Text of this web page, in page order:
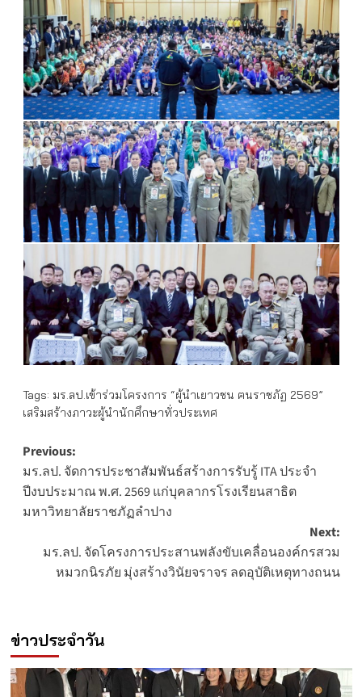
Tags: มร.ลป.เข้าร่วมโครงการ “ผู้นำเยาวชน ฅนราชภัฏ 2569”
เสริมสร้างภาวะผู้นำนักศึกษาทั่วประเทศ
Post
navigation
Previous:
มร.ลป. จัดการประชาสัมพันธ์สร้างการรับรู้ ITA ประจำ
ปีงบประมาณ พ.ศ. 2569 แก่บุคลากรโรงเรียนสาธิต
มหาวิทยาลัยราชภัฏลำปาง
Next:
มร.ลป. จัดโครงการประสานพลังขับเคลื่อนองค์กรสวม
หมวกนิรภัย มุ่งสร้างวินัยจราจร ลดอุบัติเหตุทางถนน
ข่าวประจำวัน